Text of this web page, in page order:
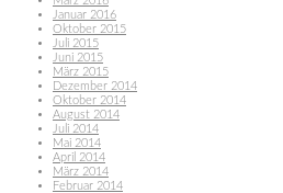
Januar 2016
Oktober 2015
Juli 2015
Juni 2015
März 2015
Dezember 2014
Oktober 2014
August 2014
Juli 2014
Mai 2014
April 2014
März 2014
Februar 2014